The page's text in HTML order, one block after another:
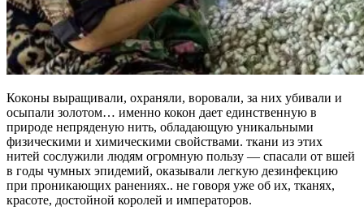
Коконы выращивали, охраняли, воровали, за них убивали и
осыпали золотом… именно кокон дает единственную в
природе непряденую нить, обладающую уникальными
физическими и химическими свойствами. ткани из этих
нитей сослужили людям огромную пользу — спасали от вшей
в годы чумных эпидемий, оказывали легкую дезинфекцию
при проникающих ранениях.. не говоря уже об их, тканях,
красоте, достойной королей и императоров.